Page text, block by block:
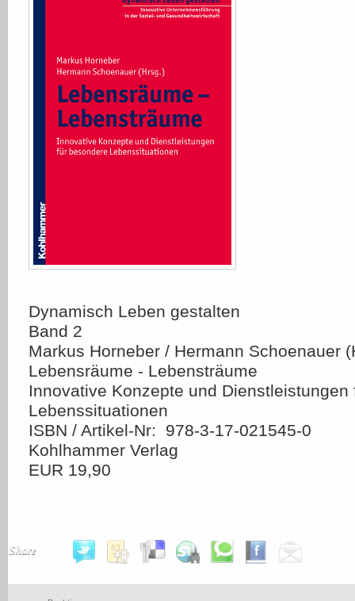
Dynamisch Leben gestalten
Band 2
Markus Horneber / Hermann Schoenauer
Lebensräume - Lebensträume
Innovative Konzepte und Dienstleistungen
Lebenssituationen
ISBN / Artikel-Nr: 978-3-17-021545-0
Kohlhammer Verlag
EUR 19,90
Share